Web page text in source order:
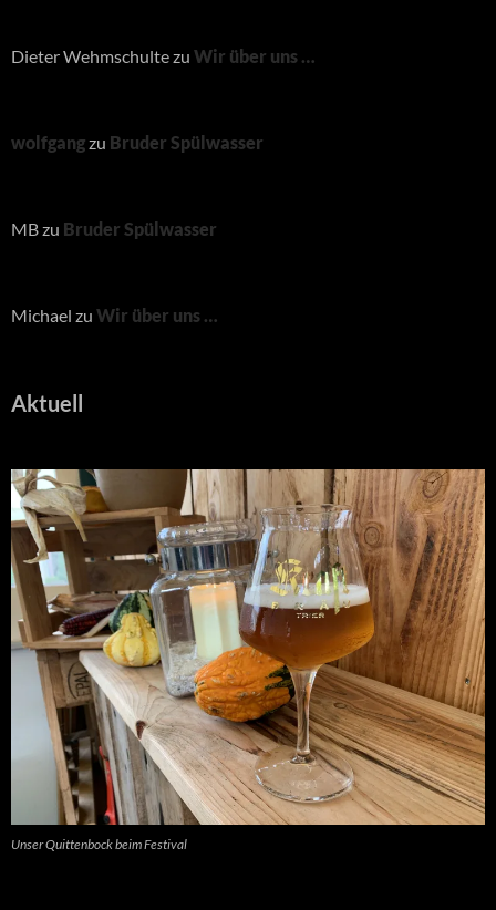
Dieter Wehmschultezu Wir über uns …
wolfgangzu Bruder Spülwasser
MBzu Bruder Spülwasser
Michael zu Wir über uns …
Aktuell
Unser Quittenbock beim Festival